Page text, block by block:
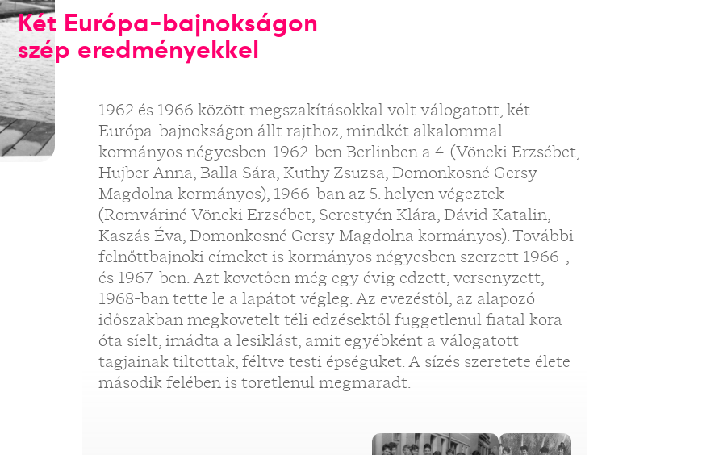
Két Európa-bajnokságon
szép eredményekkel
1962 és 1966 között megszakításokkal volt válogatott, két
Európa-bajnokságon állt rajthoz, mindkét alkalommal
kormányos négyesben. 1962-ben Berlinben a 4. (Vöneki Erzsébet,
Hujber Anna, Balla Sára, Kuthy Zsuzsa, Domonkosné Gersy
Magdolna kormányos), 1966-ban az 5. helyen végeztek
(Romváriné Vöneki Erzsébet, Serestyén Klára, Dávid Katalin,
Kaszás Éva, Domonkosné Gersy Magdolna kormányos). További
felnőttbajnoki címeket is kormányos négyesben szerzett 1966-,
és 1967-ben. Azt követően még egy évig edzett, versenyzett,
1968-ban tette le a lapátot végleg. Az evezéstől, az alapozó
időszakban megkövetelt téli edzésektől függetlenül fiatal kora
óta síelt, imádta a lesiklást, amit egyébként a válogatott
tagjainak tiltottak, féltve testi épségüket. A sízés szeretete élete
második felében is töretlenül megmaradt.